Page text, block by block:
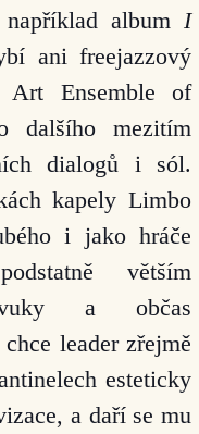
album I
ani freejazzový
Art Ensemble of
dalšího mezitím
dialogů i sól.
kapely Limbo
i jako hráče
větším
a občas
leader zřejmě
esteticky
a daří se mu